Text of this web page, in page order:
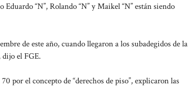
“N”, Rolando “N” y Maikel “N” están siendo
de este año, cuando llegaron a los subadegidos de la
el FGE.
por el concepto de “derechos de piso”, explicaron las